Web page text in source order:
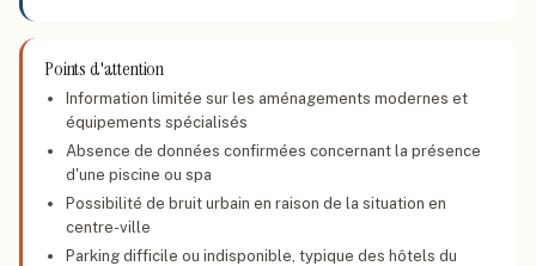
Points d'attention
Information limitée sur les aménagements modernes et
équipements spécialisés
Absence de données confirmées concernant la présence
d'une piscine ou spa
Possibilité de bruit urbain en raison de la situation en
centre-ville
Parking difficile ou indisponible, typique des hôtels du